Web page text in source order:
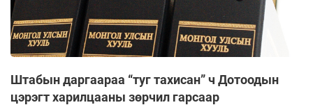
Штабын даргаараа “туг тахисан” ч Дотоодын
цэрэгт харилцааны зөрчил гарсаар